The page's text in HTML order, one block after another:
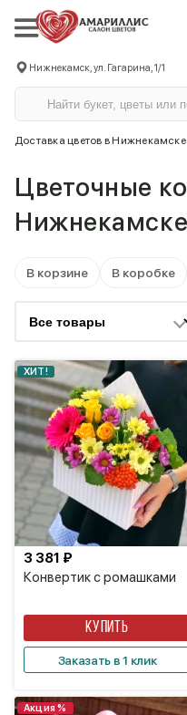
Нижнекамск, ул. Гагарина, 1/1
Доставка цветов в Нижнекамске
Цветочные
Нижнекамске
В корзине В коробке
ХИТ!
Конвертик с ромашками
3 381 ₽
КУПИТЬ
Заказать в 1 клик
Акция %